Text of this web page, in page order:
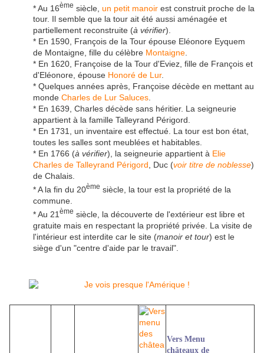
* Au 16ème siècle, un petit manoir est construit proche de la
tour. Il semble que la tour ait été aussi aménagée et
partiellement reconstruite (à vérifier).
* En 1590, François de la Tour épouse Eléonore Eyquem
de Montaigne, fille du célèbre Montaigne.
* En 1620, Françoise de la Tour d'Eviez, fille de François et
d'Eléonore, épouse Honoré de Lur.
* Quelques années après, Françoise décède en mettant au
monde Charles de Lur Saluces.
* En 1639, Charles décède sans héritier. La seigneurie
appartient à la famille Talleyrand Périgord.
* En 1731, un inventaire est effectué. La tour est bon état,
toutes les salles sont meublées et habitables.
* En 1766 (à vérifier), la seigneurie appartient à Elie
Charles de Talleyrand Périgord, Duc (voir titre de noblesse)
de Chalais.
* A la fin du 20ème siècle, la tour est la propriété de la
commune.
* Au 21 ème siècle, la découverte de l'extérieur est libre et
gratuite mais en respectant la propriété privée. La visite de
l'intérieur est interdite car le site (manoir et tour) est le
siège d'un "centre d'aide par le travail".
Vers Menu
châteaux de